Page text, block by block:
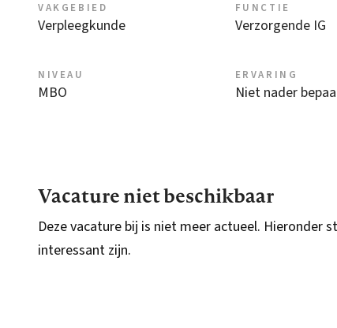
VAKGEBIED
Verpleegkunde
FUNCTIE
Verzorgende IG
NIVEAU
MBO
ERVARING
Niet nader
Vacature niet beschikbaar
Deze vacature bij is niet meer actueel. Hieronder
interessant zijn.